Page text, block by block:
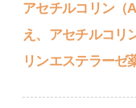
アセチルコリン（
え、アセチルコリ
リンエステラーゼ